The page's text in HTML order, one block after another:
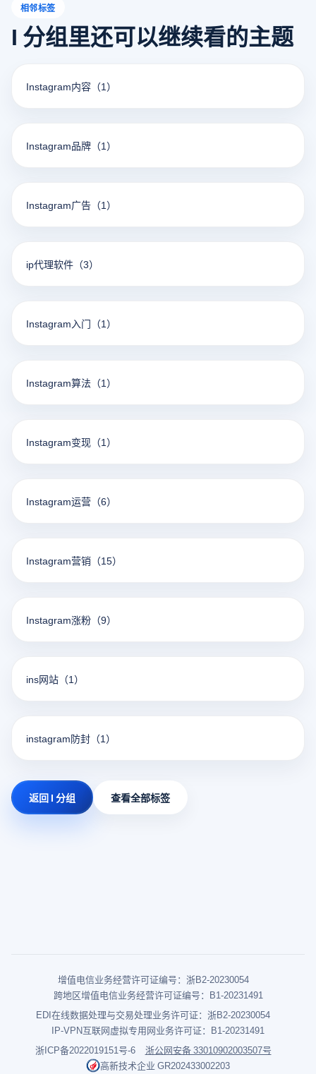
相邻标签
I 分组里还可以继续看的主题
Instagram内容 （1）
Instagram品牌 （1）
Instagram广告 （1）
ip代理软件 （3）
Instagram入门 （1）
Instagram算法 （1）
Instagram变现 （1）
Instagram运营 （6）
Instagram营销 （15）
Instagram涨粉 （9）
ins网站 （1）
instagram防封 （1）
返回 I 分组 查看全部标签
增值电信业务经营许可证编号：浙B2-20230054
跨地区增值电信业务经营许可证编号：B1-20231491
EDI在线数据处理与交易处理业务许可证：浙B2-20230054
IP-VPN互联网虚拟专用网业务许可证：B1-20231491
浙ICP备2022019151号-6
浙公网安备 33010902003507号
高新技术企业 GR202433002203